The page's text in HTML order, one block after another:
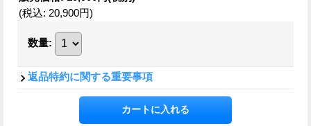
(税込: 20,900円)
数量:
返品特約に関する重要事項